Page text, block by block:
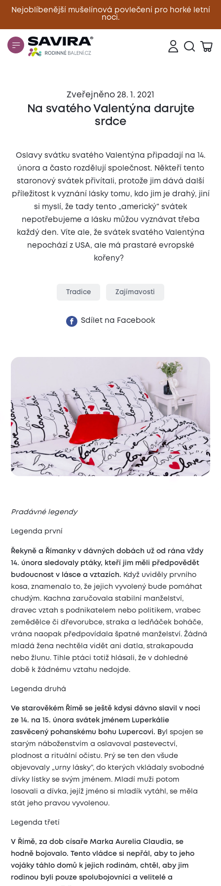
Nejoblíbenější mušelínová povlečení pro horké letní
noci.
Zavřít
Zveřejněno 28. 1. 2021
Na svatého Valentýna darujte
srdce
Oslavy svátku svatého Valentýna připadají na 14.
února a často rozdělují společnost. Někteří tento
staronový svátek přivítali, protože jim dává další
příležitost k vyznání lásky tomu, kdo jim je drahý, jiní
si myslí, že tady tento „americký“ svátek
nepotřebujeme a lásku můžou vyznávat třeba
každý den. Víte ale, že svátek svatého Valentýna
nepochází z USA, ale má prastaré evropské
kořeny?
Tradice Zajímavosti
Sdílet na Facebook
Pradávné legendy
Legenda první
Řekyně a Římanky v dávných dobách už od rána vždy
14. února sledovaly ptáky, kteří jim měli předpovědět
budoucnost v lásce a vztazích. Když uviděly prvního
kosa, znamenalo to, že jejich vyvolený bude pomáhat
chudým. Kachna zaručovala stabilní manželství,
dravec vztah s podnikatelem nebo politikem, vrabec
zemědělce či dřevorubce, straka a ledňáček boháče,
vrána naopak předpovídala špatné manželství. Žádná
mladá žena nechtěla vidět ani datla, strakapouda
nebo žlunu. Tihle ptáci totiž hlásali, že v dohledné
době k žádnému vztahu nedojde.
Legenda druhá
Ve starověkém Římě se ještě kdysi dávno slavil v noci
ze 14. na 15. února svátek jménem Luperkálie
zasvěcený pohanskému bohu Lupercovi. Byl spojen se
starým náboženstvím a oslavoval pastevectví,
plodnost a rituální očistu. Prý se ten den všude
objevovaly „urny lásky“, do kterých vkládaly svobodné
dívky lístky se svým jménem. Mladí muži potom
losovali a dívka, jejíž jméno si mladík vytáhl, se měla
stát jeho pravou vyvolenou.
Legenda třetí
V Římě, za dob císaře Marka Aurelia Claudia, se
hodně bojovalo. Tento vládce si nepřál, aby to jeho
vojáky táhlo domů k jejich rodinám, chtěl, aby jim
rodinou byli pouze spolubojovníci a velitelé a